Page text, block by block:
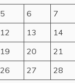
5 6 7
12 13 14
19 20 21
26 27 28